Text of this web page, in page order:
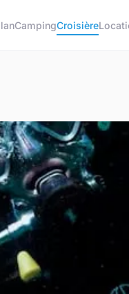
CampingCroisière